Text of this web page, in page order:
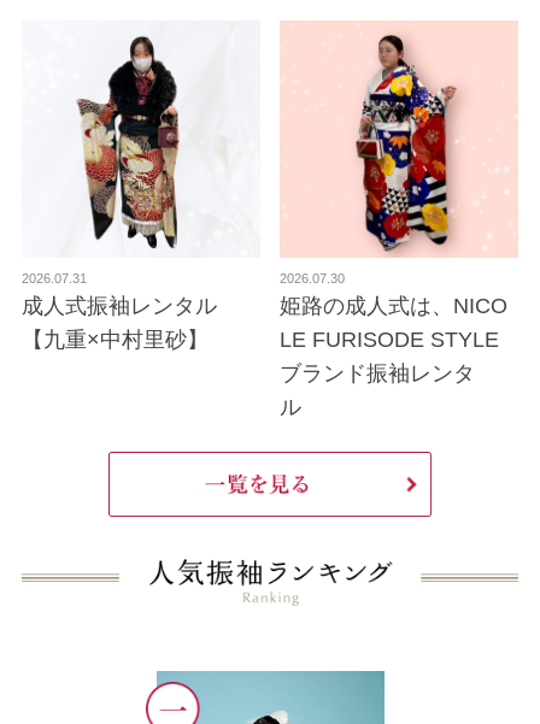
2026.07.31
成人式振袖レンタル
【九重×中村里砂】
2026.07.30
姫路の成人式は、NICO
LE FURISODE STYLE
ブランド振袖レンタ
ル